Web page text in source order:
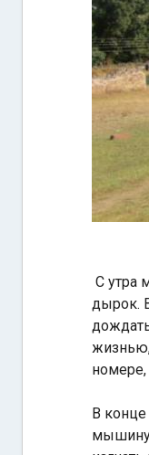
С утра
дырок.
жизнью,
В